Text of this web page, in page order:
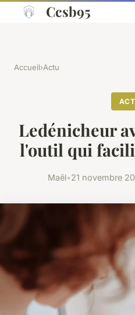
Ccsb95
Accueil›Actu
Ledénicheur
l'outil qui
Maël•21 novembre